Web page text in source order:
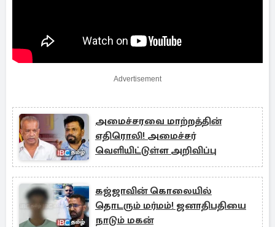
Advertisement
அமைச்சரவை மாற்றத்தின்
எதிரொலி! அமைச்சர்
வெளியிட்டுள்ள அறிவிப்பு
கஜ்ஜாவின் கொலையில்
தொடரும் மர்மம்! ஜனாதிபதியை
நாடும் மகன்